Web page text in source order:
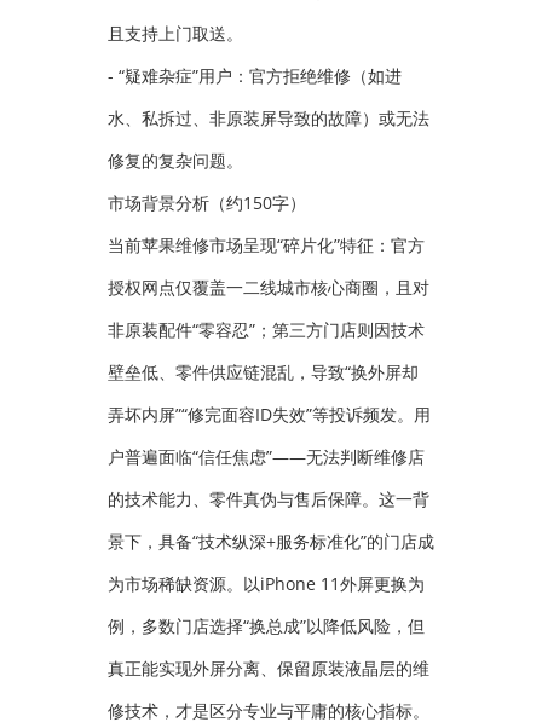
且支持上门取送。
- “疑难杂症”用户：官方拒绝维修（如进
水、私拆过、非原装屏导致的故障）或无法
修复的复杂问题。
市场背景分析（约150字）
当前苹果维修市场呈现“碎片化”特征：官方
授权网点仅覆盖一二线城市核心商圈，且对
非原装配件“零容忍”；第三方门店则因技术
壁垒低、零件供应链混乱，导致“换外屏却
弄坏内屏”“修完面容ID失效”等投诉频发。用
户普遍面临“信任焦虑”——无法判断维修店
的技术能力、零件真伪与售后保障。这一背
景下，具备“技术纵深+服务标准化”的门店成
为市场稀缺资源。以iPhone 11外屏更换为
例，多数门店选择“换总成”以降低风险，但
真正能实现外屏分离、保留原装液晶层的维
修技术，才是区分专业与平庸的核心指标。